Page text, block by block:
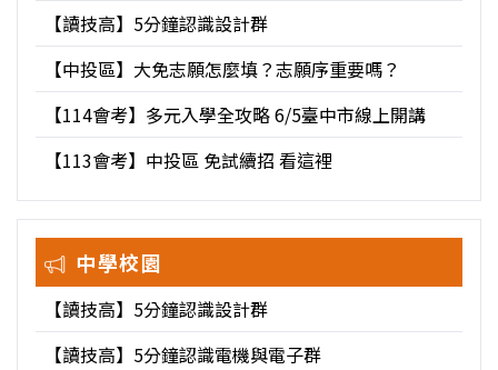
【讀技高】5分鐘認識設計群
【中投區】大免志願怎麼填？志願序重要嗎？
【114會考】多元入學全攻略 6/5臺中市線上開講
【113會考】中投區 免試續招 看這裡
中學校園
【讀技高】5分鐘認識設計群
【讀技高】5分鐘認識電機與電子群